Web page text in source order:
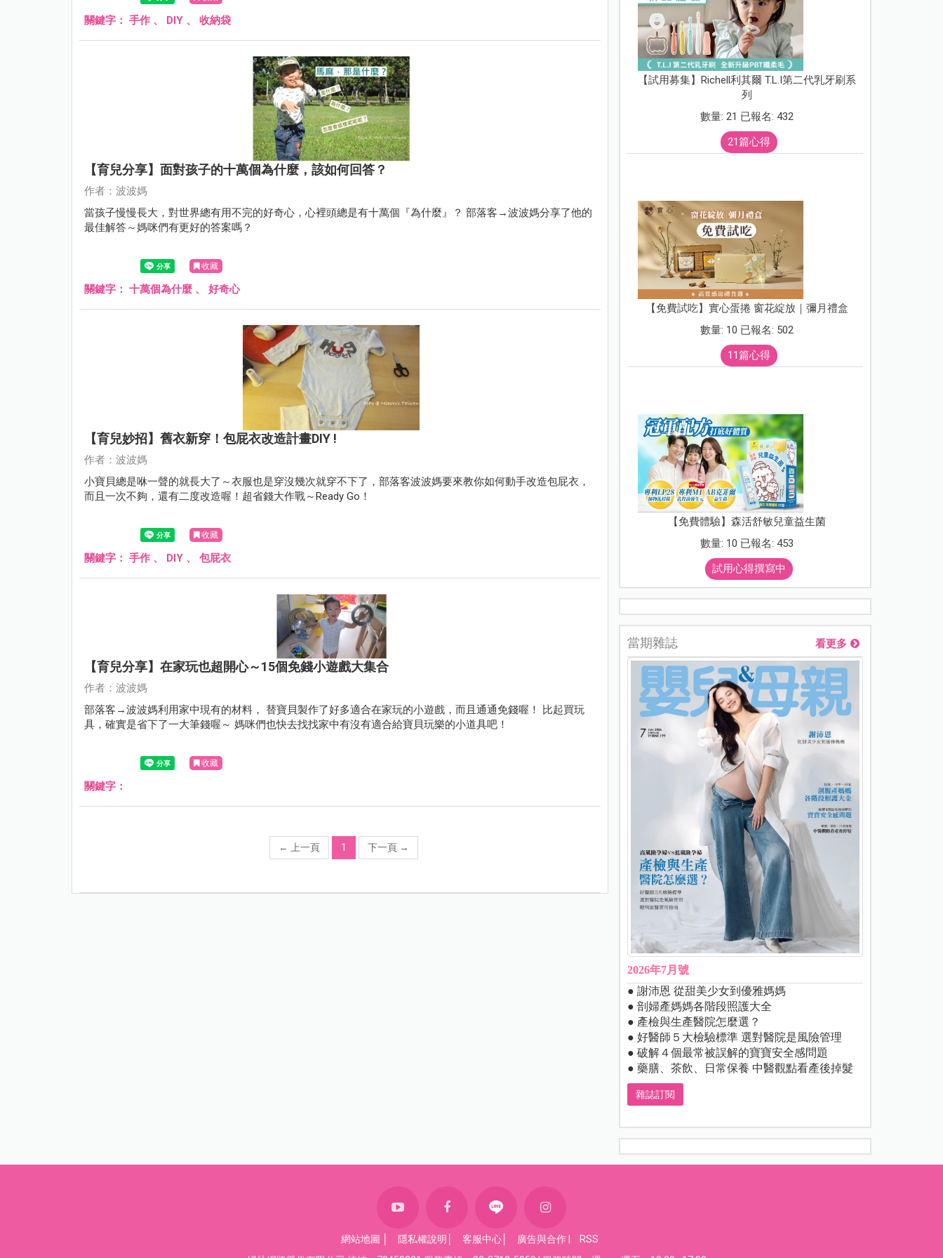
關鍵字： 手作 、 DIY 、 收納袋
【育兒分享】面對孩子的十萬個為什麼，該如何回答？
作者：波波媽
當孩子慢慢長大，對世界總有用不完的好奇心，心裡頭總是有十萬個『為什麼』？ 部落客→波波媽分享了他的
最佳解答～媽咪們有更好的答案嗎？
收藏
關鍵字： 十萬個為什麼 、 好奇心
【育兒妙招】舊衣新穿！包屁衣改造計畫DIY !
作者：波波媽
小寶貝總是咻一聲的就長大了～衣服也是穿沒幾次就穿不下了，部落客波波媽要來教你如何動手改造包屁衣，
而且一次不夠，還有二度改造喔！超省錢大作戰～Ready Go！
收藏
關鍵字： 手作 、 DIY 、 包屁衣
【育兒分享】在家玩也超開心～15個免錢小遊戲大集合
作者：波波媽
部落客→波波媽利用家中現有的材料， 替寶貝製作了好多適合在家玩的小遊戲，而且通通免錢喔！ 比起買玩
具，確實是省下了一大筆錢喔～ 媽咪們也快去找找家中有沒有適合給寶貝玩樂的小道具吧！
收藏
關鍵字：
← 上一頁 1 下一頁 →
【試用募集】Richell利其爾 T.L.I第二代乳牙刷系
列
數量: 21 已報名: 432
21篇心得
【免費試吃】實心蛋捲 窗花綻放｜彌月禮盒
數量: 10 已報名: 502
11篇心得
【免費體驗】森活舒敏兒童益生菌
數量: 10 已報名: 453
試用心得撰寫中
當期雜誌 看更多
2026年7月號
● 謝沛恩 從甜美少女到優雅媽媽
● 剖婦產媽媽各階段照護大全
● 產檢與生產醫院怎麼選？
● 好醫師５大檢驗標準 選對醫院是風險管理
● 破解４個最常被誤解的寶寶安全感問題
● 藥膳、茶飲、日常保養 中醫觀點看產後掉髮
雜誌訂閱
網站地圖 隱私權說明 客服中心 廣告與合作
RSS